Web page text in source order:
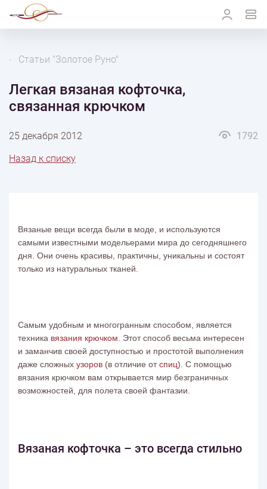
Статьи "Золотое Руно"
Легкая вязаная кофточка,
связанная крючком
25 декабря 2012
1792
Назад к списку
Вязаные вещи всегда были в моде, и используются
самыми известными модельерами мира до сегодняшнего
дня. Они очень красивы, практичны, уникальны и состоят
только из натуральных тканей.
Самым удобным и многогранным способом, является
техника вязания крючком . Этот способ весьма интересен
и заманчив своей доступностью и простотой выполнения
даже сложных узоров (в отличие отспиц). С помощью
вязания крючком вам открывается мир безграничных
возможностей, для полета своей фантазии.
Вязаная кофточка – это всегда стильно